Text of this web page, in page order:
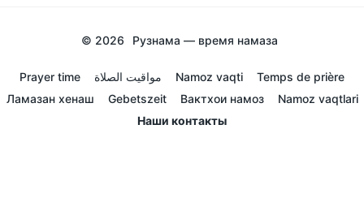
© 2026 Рузнама — время намаза
Prayer time مواقيت الصلاة Namoz vaqti
Temps de prière
Ламазан хенаш
Gebetszeit Вактхои намоз
Namoz vaqtlari
Наши контакты